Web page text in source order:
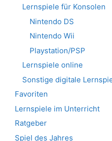
Lernspiele für Konsolen
Nintendo DS
Nintendo Wii
Playstation/PSP
Lernspiele online
Sonstige digitale
Favoriten
Lernspiele im Unterricht
Ratgeber
Spiel des Jahres